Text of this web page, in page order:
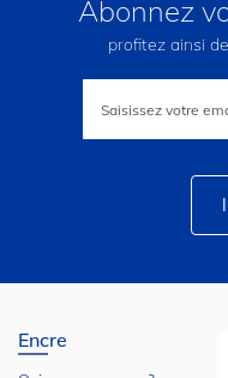
Abonnez
profitez ainsi
lettre
Encre